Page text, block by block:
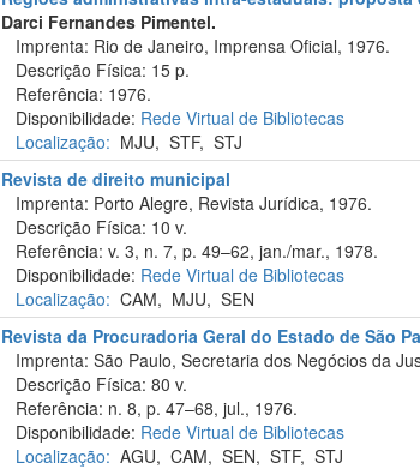
Darci Fernandes Pimentel.
Imprenta: Rio de Janeiro, Imprensa Oficial, 1976.
Descrição Física: 15 p.
Referência: 1976.
Disponibilidade: Rede Virtual de Bibliotecas
Localização: MJU,STF,STJ
Revista de direito municipal
Imprenta: Porto Alegre, Revista Jurídica, 1976.
Descrição Física: 10 v.
Referência: v. 3, n. 7, p. 49–62, jan./mar., 1978.
Disponibilidade: Rede Virtual de Bibliotecas
Localização: CAM, MJU,SEN
Revista da Procuradoria Geral do Estado de São
Imprenta: São Paulo, Secretaria dos Negócios da
Descrição Física: 80 v.
Referência: n. 8, p. 47–68, jul., 1976.
Disponibilidade: Rede Virtual de Bibliotecas
Localização: AGU,CAM,SEN,STF,STJ